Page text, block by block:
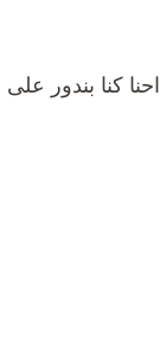
كنا بندور